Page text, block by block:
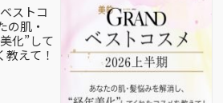
ストコ
の肌・
化”して
えて！